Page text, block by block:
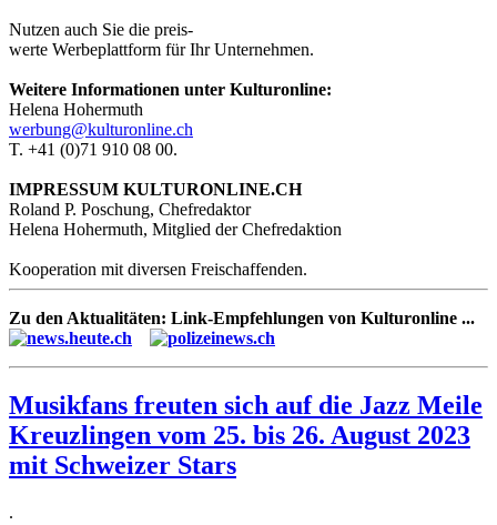
Nutzen auch Sie die preis-
werte Werbeplattform für Ihr Unternehmen.
Weitere Informationen unter Kulturonline:
Helena Hohermuth
werbung@kulturonline.ch
T. +41 (0)71 910 08 00.
IMPRESSUM KULTURONLINE.CH
Roland P. Poschung, Chefredaktor
Helena Hohermuth, Mitglied der Chefredaktion
Kooperation mit diversen Freischaffenden.
Zu den Aktualitäten: Link-Empfehlungen von Kulturonline ...
Musikfans freuten sich auf die Jazz Meile
Kreuzlingen vom 25. bis 26. August 2023
mit Schweizer Stars
.